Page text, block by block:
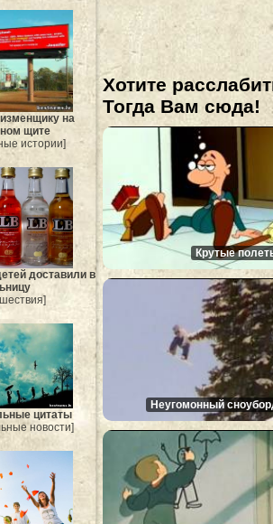
на
щите
истории]
доставили в
цитаты
новости]
Хотите
Тогда Вам сюда!
Крутые
Неугомонный